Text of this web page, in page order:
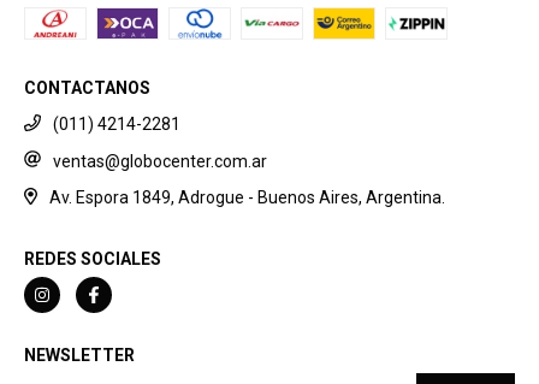
CONTACTANOS
(011) 4214-2281
ventas@globocenter.com.ar
Av. Espora 1849, Adrogue - Buenos Aires, Argentina.
REDES SOCIALES
NEWSLETTER